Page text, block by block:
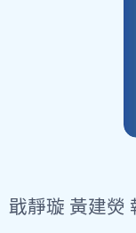
戢靜璇 黃建熒